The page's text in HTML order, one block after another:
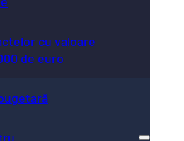
cu valoare
de euro